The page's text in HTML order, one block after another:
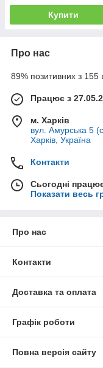
Купити
Про нас
89% позитивних з 155
Працює з
м. Харків
вул. Амурська 5
Харків, Україна
Контакти
Сьогодні
Показати весь
Про нас
Контакти
Доставка та оплата
Графік роботи
Повна версія сайту